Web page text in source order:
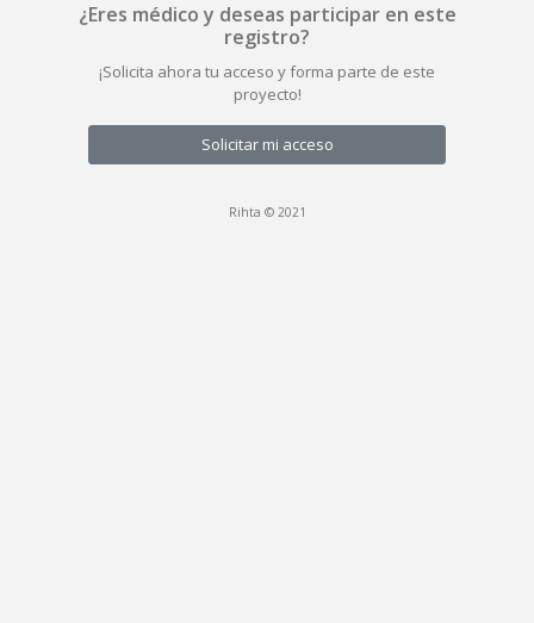
¿Eres médico y deseas participar en este
registro?
¡Solicita ahora tu acceso y forma parte de este
proyecto!
Solicitar mi acceso
Rihta © 2021